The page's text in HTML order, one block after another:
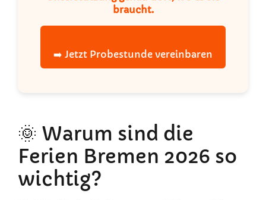
braucht.
➡️ Jetzt Probestunde vereinbaren
🌞 Warum sind die
Ferien Bremen 2026 so
wichtig?